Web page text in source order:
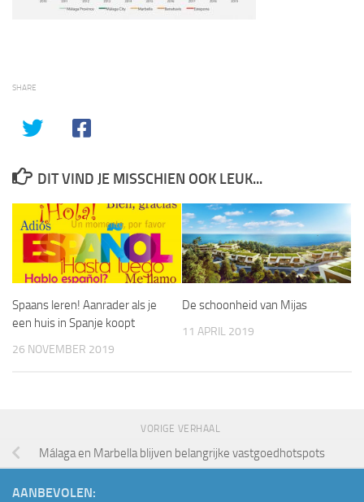
SHARE
DIT VIND JE MISSCHIEN OOK LEUK...
Spaans leren! Aanrader als je
een huis in Spanje koopt
26 NOVEMBER 2019
De schoonheid van Mijas
11 APRIL 2019
VORIGE VERHAAL
Málaga en Marbella blijven belangrijke vastgoedhotspots
AANBEVOLEN: